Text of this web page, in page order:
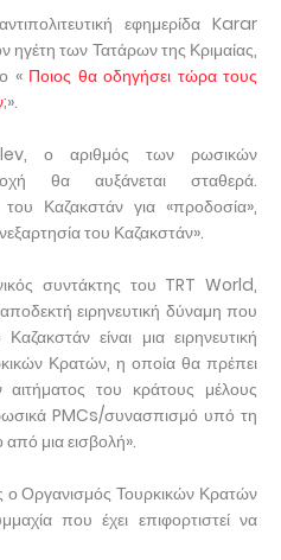
εφημερίδα Karar
ηγέτη των Τατάρων της Κριμαίας,
« Ποιος θα οδηγήσει τώρα τους
;».
ο αριθμός των ρωσικών
θα αυξάνεται σταθερά.
Καζακστάν για «προδοσία»,
του Καζακστάν».
συντάκτης του TRT World,
ειρηνευτική δύναμη που
είναι μια ειρηνευτική
Κρατών, η οποία θα πρέπει
του κράτους μέλους
PMCs/συνασπισμό υπό τη
από μια εισβολή».
ο Οργανισμός Τουρκικών Κρατών
που έχει επιφορτιστεί να